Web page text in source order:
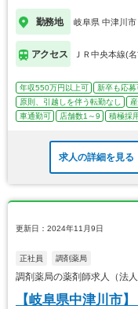
勤務地 岐阜県 中津川市
アクセス ＪＲ中央本線(
年収550万円以上可 新卒も応募
原則、引越しを伴う転勤なし
車通勤可
店舗数1～9 積極採
求人の詳細を見る
更新日：2024年11月9日
正社員 調剤薬局
調剤薬局の薬剤師求人（法
【岐阜県中津川市